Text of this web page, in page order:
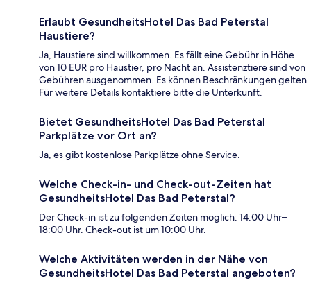
Erlaubt GesundheitsHotel Das Bad Peterstal
Haustiere?
Ja, Haustiere sind willkommen. Es fällt eine Gebühr in Höhe
von 10 EUR pro Haustier, pro Nacht an. Assistenztiere sind von
Gebühren ausgenommen. Es können Beschränkungen gelten.
Für weitere Details kontaktiere bitte die Unterkunft.
Bietet GesundheitsHotel Das Bad Peterstal
Parkplätze vor Ort an?
Ja, es gibt kostenlose Parkplätze ohne Service.
Welche Check-in- und Check-out-Zeiten hat
GesundheitsHotel Das Bad Peterstal?
Der Check-in ist zu folgenden Zeiten möglich: 14:00 Uhr–
18:00 Uhr. Check-out ist um 10:00 Uhr.
Welche Aktivitäten werden in der Nähe von
GesundheitsHotel Das Bad Peterstal angeboten?